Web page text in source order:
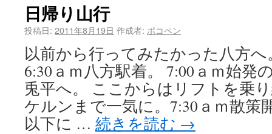
日帰り山行
投稿日: 2011年8月19日 作成者: ポコペン
以前から行ってみたかった八方へ
6:30ａｍ八方駅着。 7:00ａｍ始発
兎平へ。 ここからはリフトを乗
ケルンまで一気に。7:30ａｍ散
以下に … 続きを読む →